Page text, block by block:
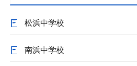
松浜中学校
南浜中学校